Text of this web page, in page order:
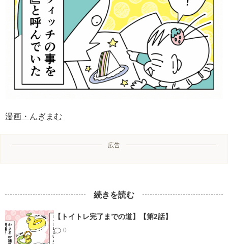
漫画・んぎまむ
広告
続きを読む
【トイトレ完了までの道】【第2話】
0